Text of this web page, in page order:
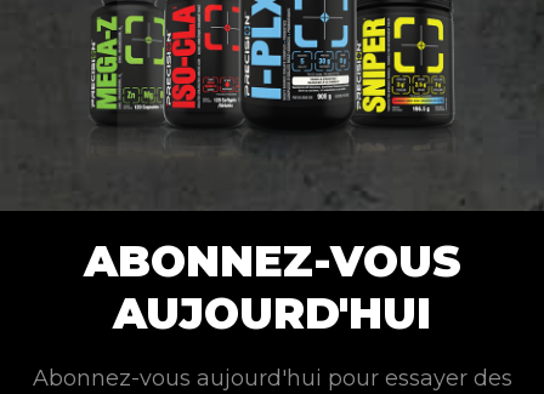
ABONNEZ-VOUS
AUJOURD'HUI
Abonnez-vous aujourd'hui pour essayer des